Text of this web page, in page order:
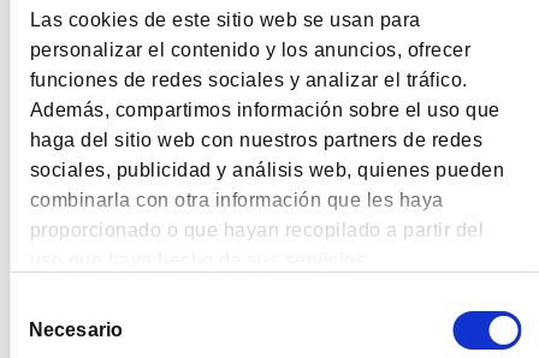
Las cookies de este sitio web se usan para
personalizar el contenido y los anuncios, ofrecer
funciones de redes sociales y analizar el tráfico.
Además, compartimos información sobre el uso que
haga del sitio web con nuestros partners de redes
sociales, publicidad y análisis web, quienes pueden
combinarla con otra información que les haya
proporcionado o que hayan recopilado a partir del
deNecesario
compañías que tengan sus activos en España, aunque
no coticen aquí.
En nuestra cartera de grandes compañías los datos
más significativos son el 83% de potencial de
revalorización que tiene el valor liquidativo actual y
que tiene un PER de 8,7x.
Nos ha sorprendido, incluso a nosotros mismos, poder
revalorización para ser grandes compañías, ya que
cuanto más grande sean más difícil es encontrar
diferencias entre precio y valor al ser seguidas por